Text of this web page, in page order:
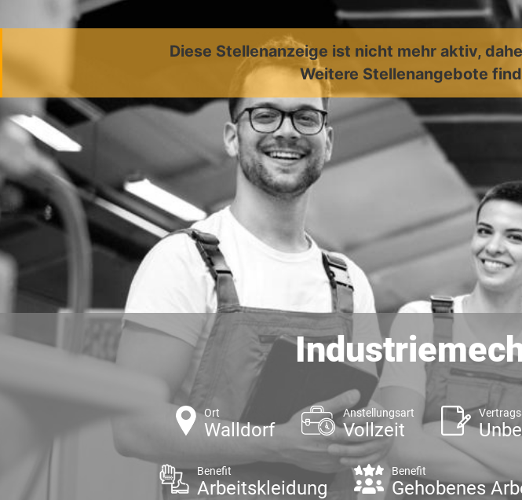
Diese Stellenanzeige ist nicht mehr aktiv,
Weitere Stellenangebote
Ort
Walldorf
Anstellungsart
Vollzeit
Benefit
Arbeitskleidung
Benefit
Gehobenes